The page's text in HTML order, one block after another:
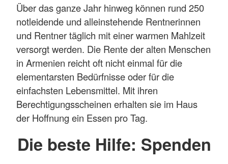
Über das ganze Jahr hinweg können rund 250
notleidende und alleinstehende Rentnerinnen
und Rentner täglich mit einer warmen Mahlzeit
versorgt werden. Die Rente der alten Menschen
in Armenien reicht oft nicht einmal für die
elementarsten Bedürfnisse oder für die
einfachsten Lebensmittel. Mit ihren
Berechtigungsscheinen erhalten sie im Haus
der Hoffnung ein Essen pro Tag.
Die beste Hilfe: Spenden